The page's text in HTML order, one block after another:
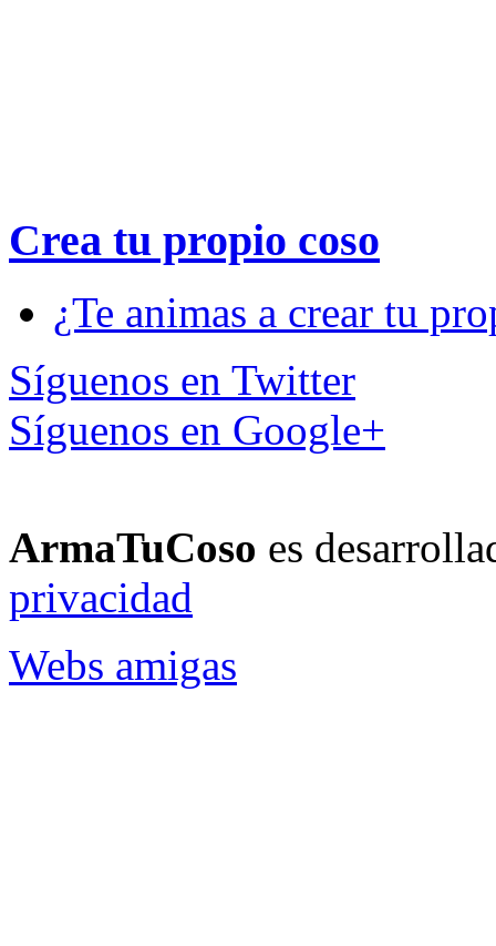
Crea tu propio coso
¿Te animas a crear tu
Síguenos en Twitter
Síguenos en Google+
ArmaTuCoso es
privacidad
Webs amigas